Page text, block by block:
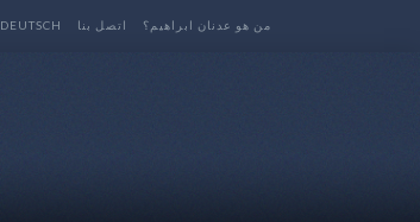
من هو عدنان ابراهيم؟ اتصل بنا DEUTSCH